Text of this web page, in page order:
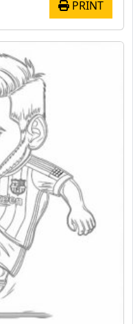
PRINT